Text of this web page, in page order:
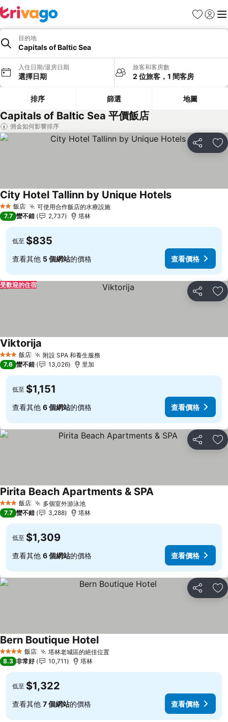
我的最愛
登入 選
目的地
Capitals of Baltic Sea
入住日期/退房日期
選擇日期
旅客和客房數
2 位旅客，1 間客房
排序 篩選 地圖
Capitals of Baltic Sea 平價飯店
佣金如何影響排序
分享 加
2 星級飯店 可使用合作飯店的水療設施查看價格
City Hotel Tallinn by Unique Hotels查看價格
7.7 蠻不錯 2,737 塔林
低至 $835
查看其他 5 個網站的價格 查看價格
分享 加
受歡迎的住宿
3 星級 飯店 附設 SPA 和養生服務
Viktorija
7.6 蠻不錯 13,026 里加
低至 $1,151
查看其他 6 個網站的價格 查看價格
分享 加
3 星級 飯店 多個室外游泳池查看價格
Pirita Beach Apartments & SPA查看價格
7.7 蠻不錯 3,288 塔林
低至 $1,309
查看其他 6 個網站的價格 查看價格
分享 加
4 星級 飯店 塔林老城區的絕佳位置查看價格
Bern Boutique Hotel查看價格
8.3 非常好 10,711 塔林
低至 $1,322
查看其他 7 個網站的價格 查看價格